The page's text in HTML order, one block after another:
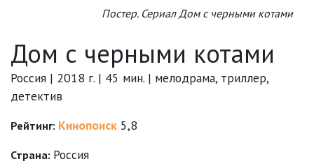
Постер. Сериал Дом с черными котами
Дом с черными котами
Россия | 2018 г. | 45 мин. | мелодрама, триллер,
детектив
Рейтинг: Кинопоиск 5,8
Страна: Россия